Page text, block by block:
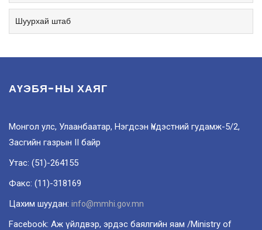
Шуурхай штаб
АҮЭБЯ-НЫ ХАЯГ
Монгол улс, Улаанбаатар, Нэгдсэн Үндэстний гудамж-5/2,
Засгийн газрын II байр
Утас: (51)-264155
Факс: (11)-318169
Цахим шуудан: info@mmhi.gov.mn
Facebook: Аж үйлдвэр, эрдэс баялгийн яам /Ministry of